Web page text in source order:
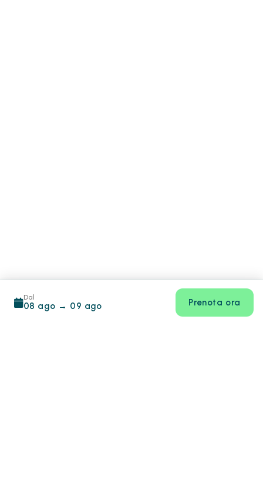
Dal
08 ago → 09 ago Prenota ora